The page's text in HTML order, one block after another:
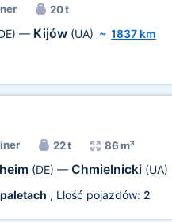
20 t
— Kijów (UA) ~ 1837 km
22 t 86 m³
(DE) — Chmielnicki (UA)
, Llość pojazdów: 2